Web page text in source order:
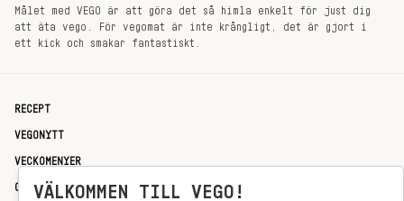
Målet med VEGO är att göra det så himla enkelt för just dig
att äta vego. För vegomat är inte krångligt, det är gjort i
ett kick och smakar fantastiskt.
RECEPT
VEGONYTT
VECKOMENYER
OM OSSVÄLKOMMEN TILL VEGO!